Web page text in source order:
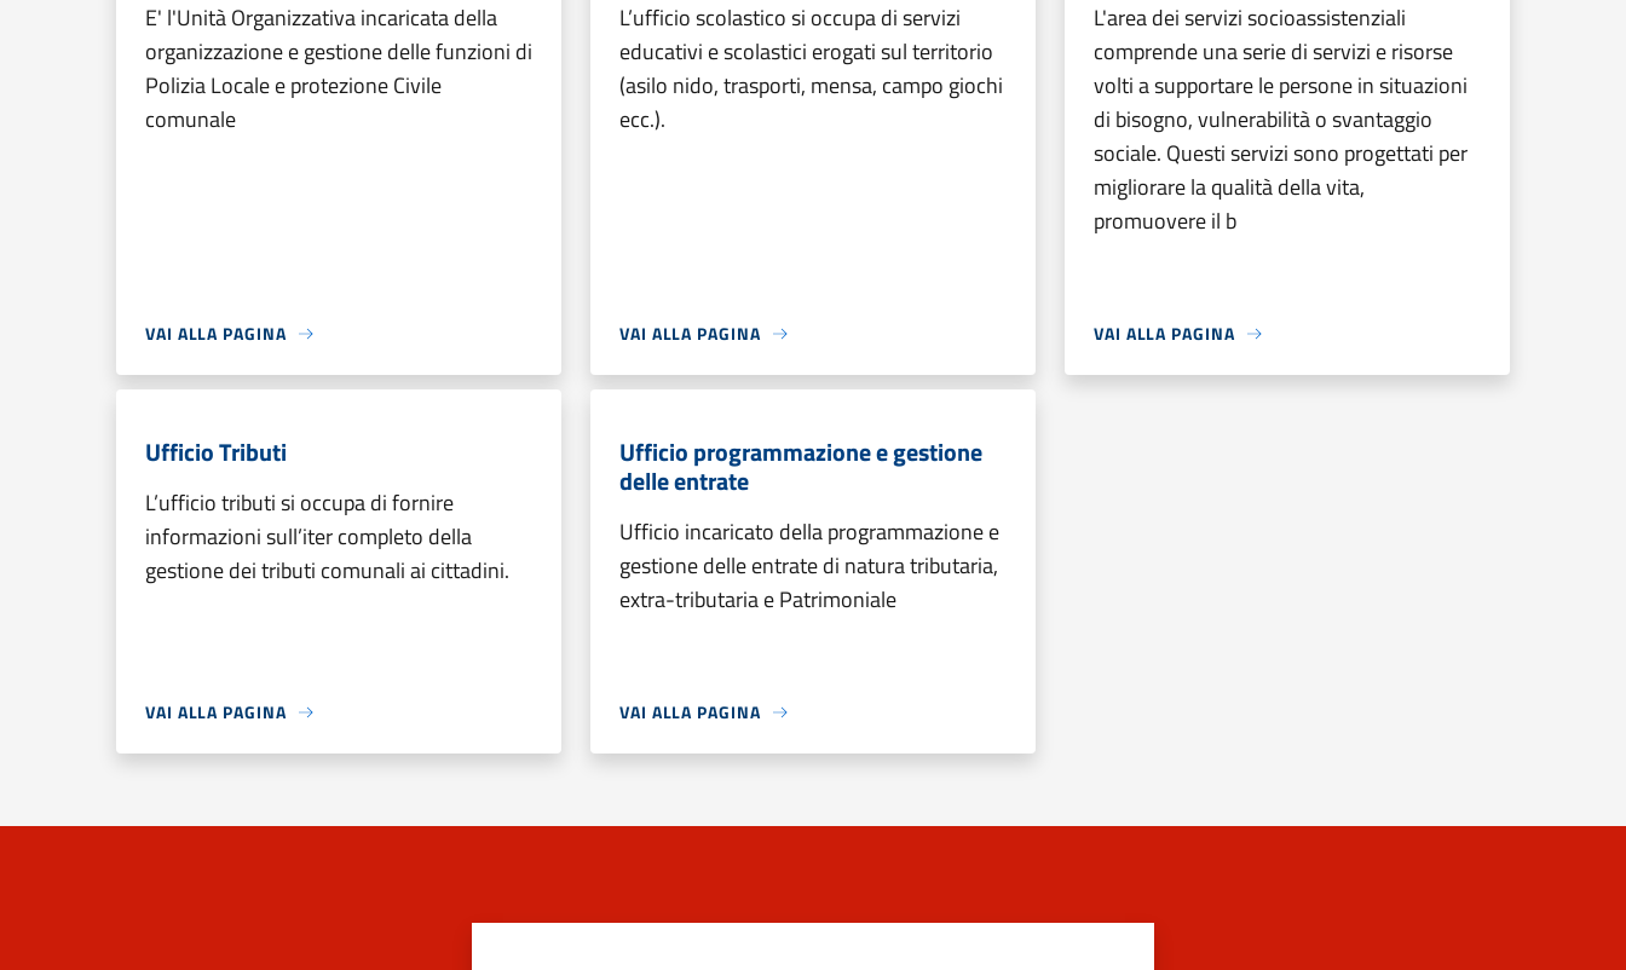
E' l'Unità Organizzativa incaricata della
organizzazione e gestione delle funzioni di
Polizia Locale e protezione Civile
comunale
VAI ALLA PAGINA
L’ufficio scolastico si occupa di servizi
educativi e scolastici erogati sul territorio
(asilo nido, trasporti, mensa, campo giochi
ecc.).
VAI ALLA PAGINA
L'area dei servizi socioassistenziali
comprende una serie di servizi e risorse
volti a supportare le persone in situazioni
di bisogno, vulnerabilità o svantaggio
sociale. Questi servizi sono progettati per
migliorare la qualità della vita,
promuovere il b
VAI ALLA PAGINA
Ufficio Tributi
L’ufficio tributi si occupa di fornire
informazioni sull’iter completo della
gestione dei tributi comunali ai cittadini.
VAI ALLA PAGINA
Ufficio programmazione e gestione
delle entrate
Ufficio incaricato della programmazione e
gestione delle entrate di natura tributaria,
extra-tributaria e Patrimoniale
VAI ALLA PAGINA